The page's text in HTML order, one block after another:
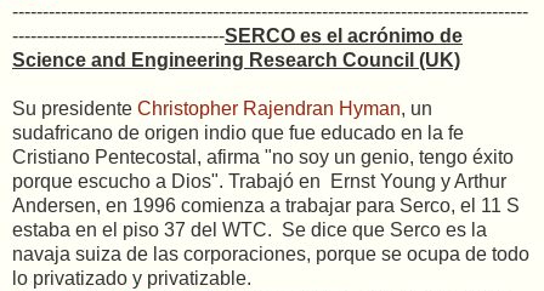
-------------------------------------------------------------------------------------
-----------------------------------SERCO es el acrónimo de
Science and Engineering Research Council (UK)
Su presidente Christopher Rajendran Hyman, un
sudafricano de origen indio que fue educado en la fe
Cristiano Pentecostal, afirma "no soy un genio, tengo éxito
porque escucho a Dios". Trabajó en
Ernst Young y Arthur
Andersen, en 1996 comienza a trabajar para Serco, el 11 S
estaba en el piso 37 del WTC. Se dice que Serco es la
navaja suiza de las corporaciones, porque se ocupa de todo
lo privatizado y privatizable.